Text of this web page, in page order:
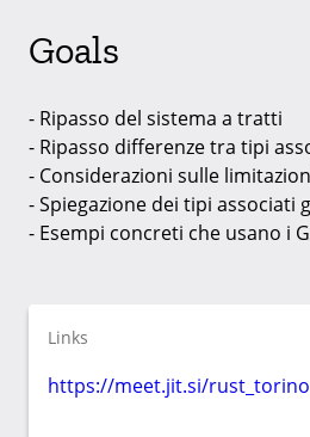
Goals
- Ripasso del sistema a tratti
- Ripasso differenze tra tipi
- Considerazioni sulle
- Spiegazione dei tipi associati
- Esempi concreti che usano i
Links
https://meet.jit.si/rust_torino